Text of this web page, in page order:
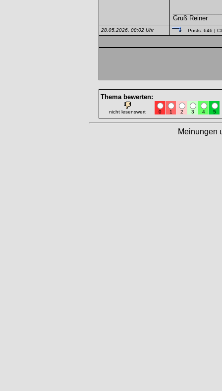
Gruß Reiner
28.05.2026, 08:02 Uhr Posts: 646 |
Thema bewerten:
nicht lesenswert 0 1 2 3 4 5
Meinungen